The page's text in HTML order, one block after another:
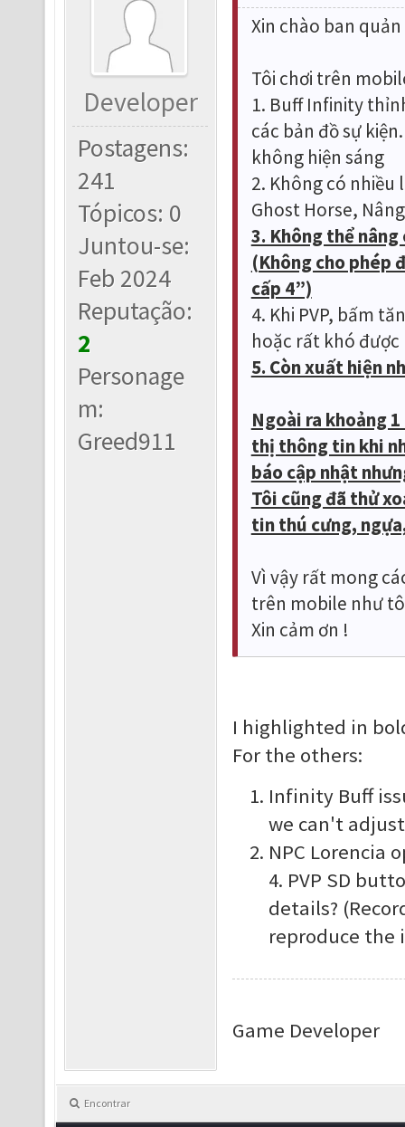
Developer
Postagens:
241
Tópicos: 0
Juntou-se:
Feb 2024
Reputação:
2
Personage
m:
Greed911
Xin chào ban
Tôi chơi trên
1. Buff Infinity
các bản đồ sự
không hiện sáng
2. Không có nhiều
Ghost Horse,
3. Không thể
(Không cho phép
cấp 4”)
4. Khi PVP, bấm
hoặc rất khó được
5. Còn xuất hiện
Ngoài ra khoảng
thị thông tin khi
báo cập nhật
Tôi cũng đã thử
tin thú cưng,
Vì vậy rất mong
trên mobile như
Xin cảm ơn !
I highlighted in
For the others:
Infinity Buff
we can't
NPC Lorencia
4. PVP SD
details?
reproduce the
Game Developer
Encontrar